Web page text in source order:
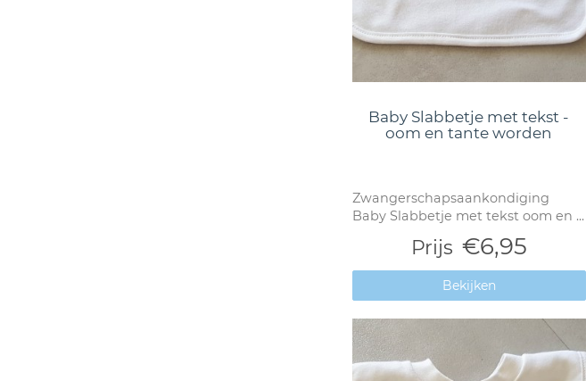
Baby Slabbetje met tekst -
oom en tante worden
Zwangerschapsaankondiging
Baby Slabbetje met tekst oom en ...
Prijs €6,95
Bekijken